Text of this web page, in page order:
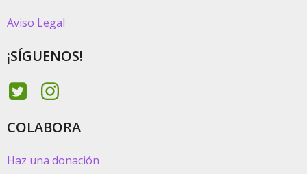
Aviso Legal
¡SÍGUENOS!
COLABORA
Haz una donación